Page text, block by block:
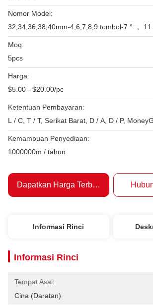
Nomor Model:
32,34,36,38,40mm-4,6,7,8,9 tombol-7 ° ， 11
Moq:
5pcs
Harga:
$5.00 - $20.00/pc
Ketentuan Pembayaran:
L / C, T / T, Serikat Barat, D / A, D / P,
Kemampuan Penyediaan:
1000000m / tahun
Dapatkan Harga Terbaik
Informasi Rinci
Informasi Rinci
Tempat Asal:
Cina (daratan)